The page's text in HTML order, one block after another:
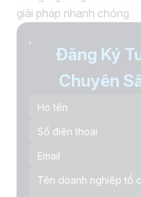
giải pháp nhanh chóng
Đăng Ký
Chuyên